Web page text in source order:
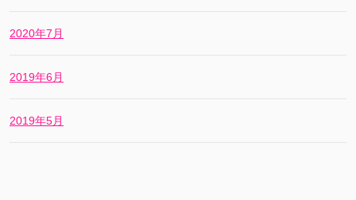
2020年7月
2019年6月
2019年5月